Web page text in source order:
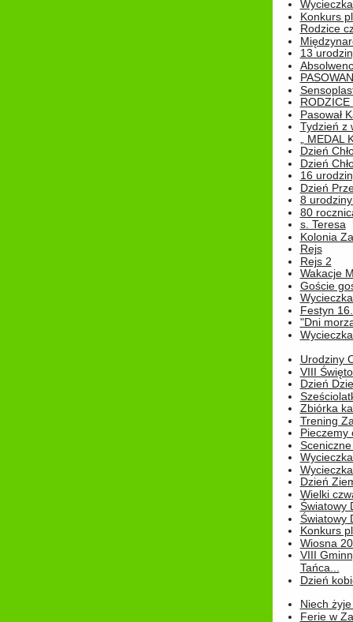
Konkurs
Rodzice
13
Pasował
Tydzień z
„
Dzień
Dzień
16
Dzień
8
80
s. Teresa
Kolonia
Rejs
Rejs 2
Wakacje
Goście
Festyn
"Dni
Urodziny
VIII
Dzień
Zbiórka
Trening
Pieczemy
Dzień
Wielki
Światowy
Światowy
Konkurs
Wiosna
VIII
Tańca...
Dzień
Niech
Ferie w